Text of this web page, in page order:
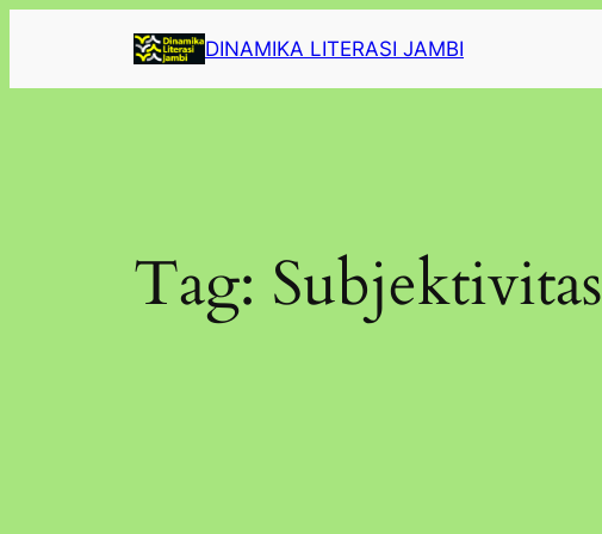
konten
DINAMIKA LITERASI JAMBI
Tag: Subjektivitas